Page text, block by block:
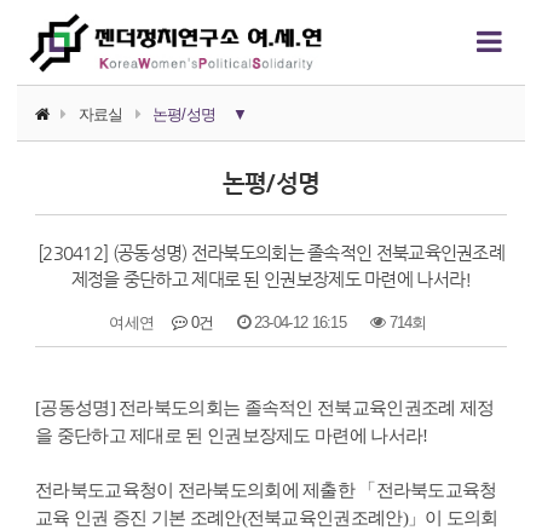
자료실 논평/성명 ▼
논평/성명
언론보도
연구자료
카드뉴스
영상자료
논평/성명
[230412] (공동성명) 전라북도의회는 졸속적인 전북교육인권조례
제정을 중단하고 제대로 된 인권보장제도 마련에 나서라!
여세연 0건 23-04-12 16:15 714회
[공동성명] 전라북도의회는 졸속적인 전북교육인권조례 제정
을 중단하고 제대로 된 인권보장제도 마련에 나서라!
전라북도교육청이 전라북도의회에 제출한 「전라북도교육청
교육 인권 증진 기본 조례안(전북교육인권조례안)」이 도의회